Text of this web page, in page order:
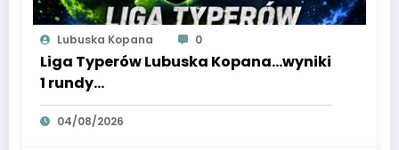
Lubuska Kopana 0
Liga Typerów Lubuska Kopana…wyniki
1 rundy…
04/08/2026